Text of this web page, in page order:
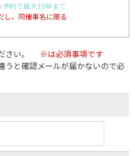
予約で最大10枠まで
し、同催事名に限る
さい。
※は必須事項です
うと確認メールが届かないので必